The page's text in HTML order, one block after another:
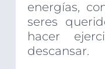
energías,
seres
hacer
descansar.